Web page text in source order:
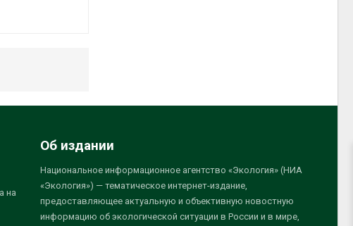
на
Об издании
Национальное информационное агентство «Экология» (НИА
«Экология») — тематическое интернет-издание,
предоставляющее актуальную и объективную новостную
информацию об экологической ситуации в России и в мире,